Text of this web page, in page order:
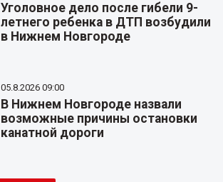
Уголовное дело после гибели 9-
летнего ребенка в ДТП возбудили
в Нижнем Новгороде
05.8.2026 09:00
В Нижнем Новгороде назвали
возможные причины остановки
канатной дороги